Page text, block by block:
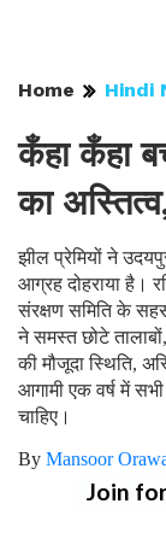
Home Hindi
कँहा कँहा
का
झील प्रेमियों ने
आग्रह दोहराया है।
संरक्षण समिति के
ने समस्त छोटे
की मौजूदा स्थिति,
आगामी एक वर्ष में
चाहिए।
By Mansoor
Join